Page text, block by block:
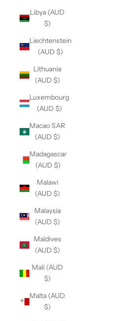
Libya (AUD
$)
Liechtenstein
(AUD $)
Lithuania
(AUD $)
Luxembourg
(AUD $)
Macao SAR
(AUD $)
Madagascar
(AUD $)
Malawi
(AUD $)
Malaysia
(AUD $)
Maldives
(AUD $)
Mali (AUD
$)
Malta (AUD
$)